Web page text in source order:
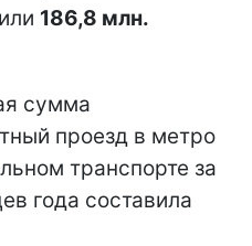
186,8 млн.
сумма
проезд в метро
транспорте за
года составила